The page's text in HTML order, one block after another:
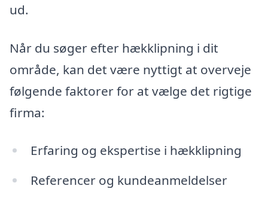
ud.
Når du søger efter hækklipning i dit
område, kan det være nyttigt at overveje
følgende faktorer for at vælge det rigtige
firma:
Erfaring og ekspertise i hækklipning
Referencer og kundeanmeldelser